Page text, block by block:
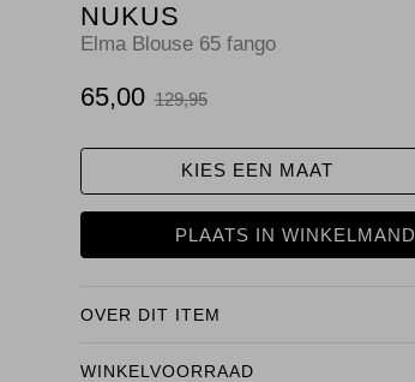
NUKUS
Elma Blouse 65 fango
65,00 129,95
KIES EEN MAAT
PLAATS IN WINKELMAND
OVER DIT ITEM
WINKELVOORRAAD